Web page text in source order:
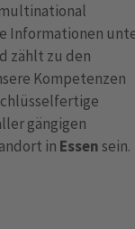
Informationen
zählt zu den
Kompetenzen
gängigen
in Essensein.